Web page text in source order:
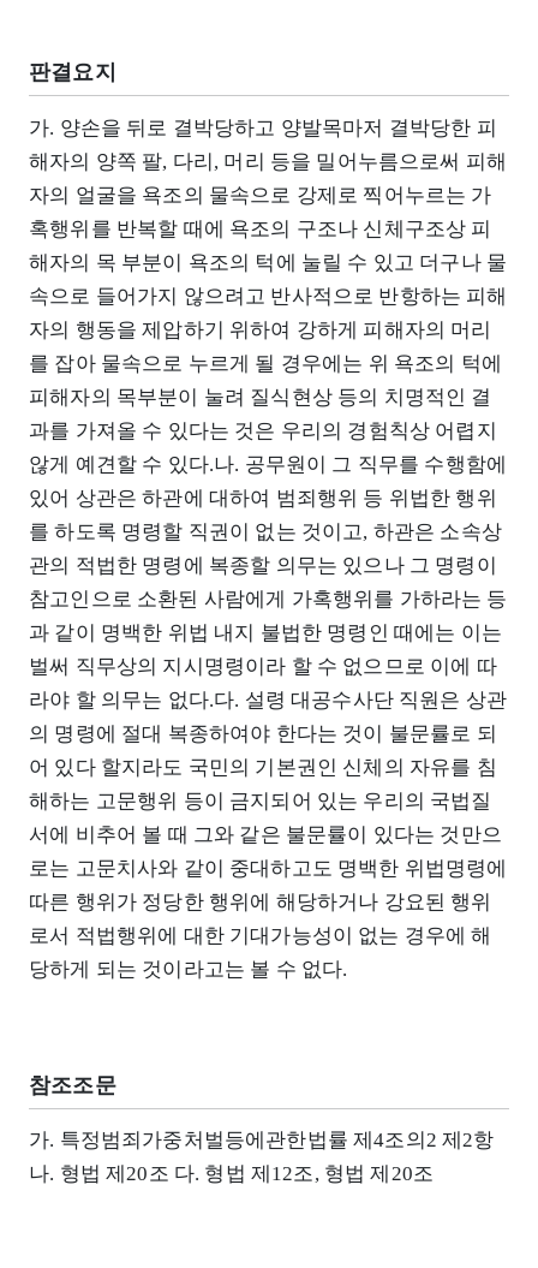
판결요지
가. 양손을 뒤로 결박당하고 양발목마저 결박당한 피
해자의 양쪽 팔, 다리, 머리 등을 밀어누름으로써 피해
자의 얼굴을 욕조의 물속으로 강제로 찍어누르는 가
혹행위를 반복할 때에 욕조의 구조나 신체구조상 피
해자의 목 부분이 욕조의 턱에 눌릴 수 있고 더구나 물
속으로 들어가지 않으려고 반사적으로 반항하는 피해
자의 행동을 제압하기 위하여 강하게 피해자의 머리
를 잡아 물속으로 누르게 될 경우에는 위 욕조의 턱에
피해자의 목부분이 눌려 질식현상 등의 치명적인 결
과를 가져올 수 있다는 것은 우리의 경험칙상 어렵지
않게 예견할 수 있다.나. 공무원이 그 직무를 수행함에
있어 상관은 하관에 대하여 범죄행위 등 위법한 행위
를 하도록 명령할 직권이 없는 것이고, 하관은 소속상
관의 적법한 명령에 복종할 의무는 있으나 그 명령이
참고인으로 소환된 사람에게 가혹행위를 가하라는 등
과 같이 명백한 위법 내지 불법한 명령인 때에는 이는
벌써 직무상의 지시명령이라 할 수 없으므로 이에 따
라야 할 의무는 없다.다. 설령 대공수사단 직원은 상관
의 명령에 절대 복종하여야 한다는 것이 불문률로 되
어 있다 할지라도 국민의 기본권인 신체의 자유를 침
해하는 고문행위 등이 금지되어 있는 우리의 국법질
서에 비추어 볼 때 그와 같은 불문률이 있다는 것만으
로는 고문치사와 같이 중대하고도 명백한 위법명령에
따른 행위가 정당한 행위에 해당하거나 강요된 행위
로서 적법행위에 대한 기대가능성이 없는 경우에 해
당하게 되는 것이라고는 볼 수 없다.
참조조문
가. 특정범죄가중처벌등에관한법률 제4조의2 제2항
나. 형법 제20조 다. 형법 제12조, 형법 제20조